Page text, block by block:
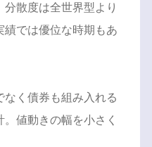
散度は全世界型より
績では優位な時期もあ
なく債券も組み入れる
値動きの幅を小さく